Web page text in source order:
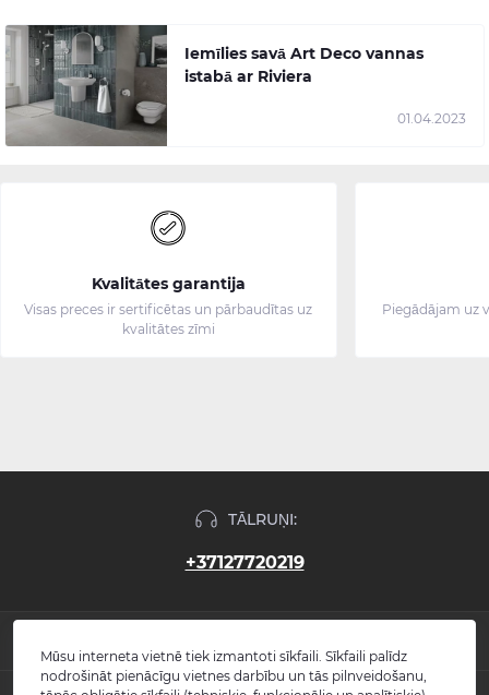
01.04.2023
Iemīlies savā Art Deco vannas
istabā ar Riviera
Kvalitātes garantija
Visas preces ir sertificētas un pārbaudītas uz
kvalitātes zīmi
Piegādājam uz
TĀLRUŅI:
+37127720219
Jaunumi
Mūsu interneta vietnē tiek izmantoti sīkfaili. Sīkfaili palīdz
nodrošināt pienācīgu vietnes darbību un tās pilnveidošanu,